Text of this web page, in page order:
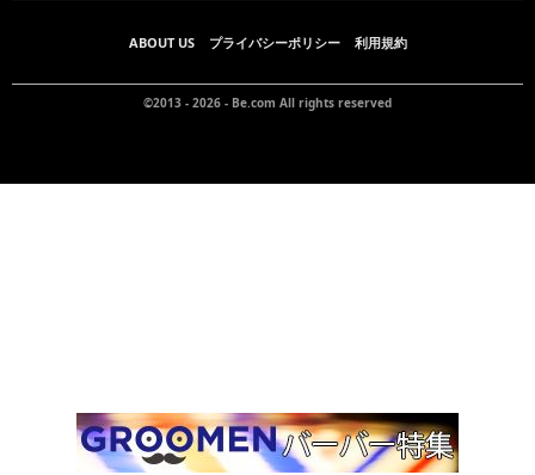
ABOUT US プライバシーポリシー 利用規約
©2013 - 2026 - Be.com All rights reserved